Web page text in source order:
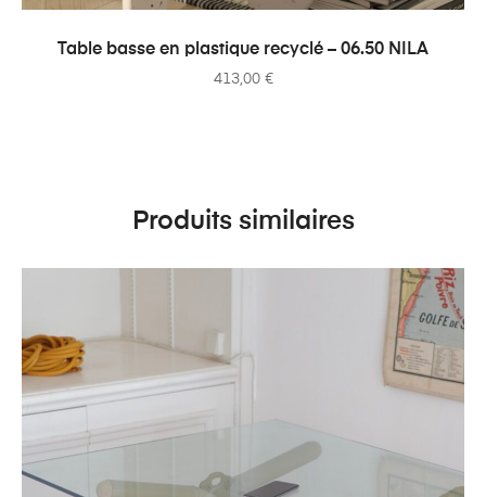
AJOUTER AU PANIER
Table basse en plastique recyclé – 06.50 NILA
413,00 €
Produits similaires